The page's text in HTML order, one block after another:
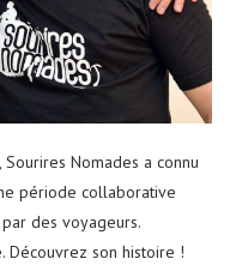
Nomades a connu
période collaborative
des voyageurs.
Découvrez son histoire !